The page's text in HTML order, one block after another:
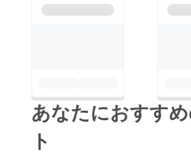
あなたにおすす
ト